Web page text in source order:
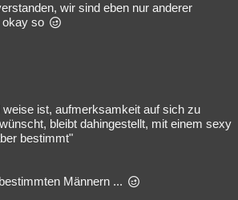
Unterhaltung
Verbesserungen Allmystery English
wir sind eben nur anderer
okay so
ist, aufmerksamkeit auf sich zu
bleibt dahingestellt, mit einem sexy
bestimmt"
Männern ...